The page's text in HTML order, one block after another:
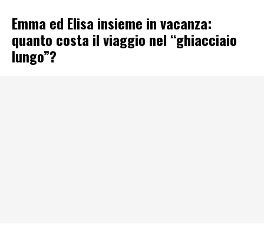
Emma ed Elisa insieme in vacanza:
quanto costa il viaggio nel “ghiacciaio
lungo”?